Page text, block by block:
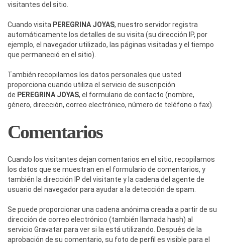
visitantes del sitio.
Cuando visita PEREGRINA JOYAS, nuestro servidor registra
automáticamente los detalles de su visita (su dirección IP, por
ejemplo, el navegador utilizado, las páginas visitadas y el tiempo
que permaneció en el sitio).
También recopilamos los datos personales que usted
proporciona cuando utiliza el servicio de suscripción
de PEREGRINA JOYAS, el formulario de contacto (nombre,
género, dirección, correo electrónico, número de teléfono o fax).
Comentarios
Cuando los visitantes dejan comentarios en el sitio, recopilamos
los datos que se muestran en el formulario de comentarios, y
también la dirección IP del visitante y la cadena del agente de
usuario del navegador para ayudar a la detección de spam.
Se puede proporcionar una cadena anónima creada a partir de su
dirección de correo electrónico (también llamada hash) al
servicio Gravatar para ver si la está utilizando. Después de la
aprobación de su comentario, su foto de perfil es visible para el